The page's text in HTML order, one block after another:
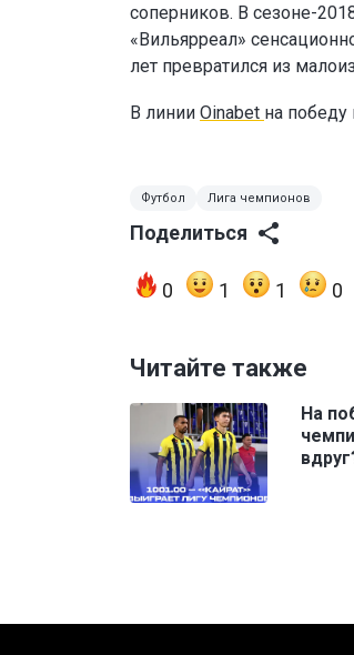
соперников. В сезоне-
«Вильярреал»
лет превратился из
В линии Oinabet на
Футбол Лига чемпионов
Поделиться
0 1 1 0
Читайте также
На